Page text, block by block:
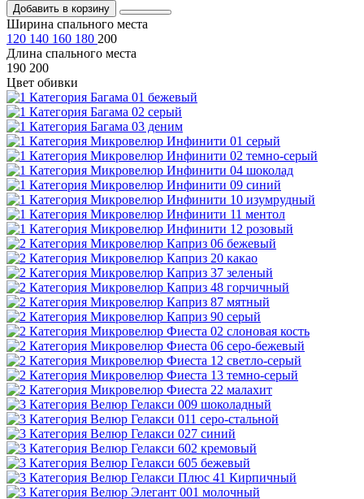
Добавить в корзину
Ширина спального места
120 140 160 180 200
Длина спального места
190 200
Цвет обивки